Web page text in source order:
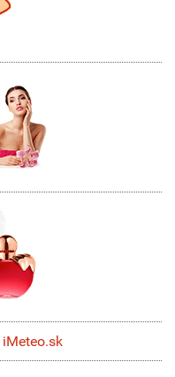
iMeteo.sk